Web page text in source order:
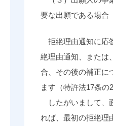
要な出願である場合
拒絶理由通知に応
絶理由通知、または
合、その後の補正に
ます（特許法17条の2
したがいまして、
れば、最初の拒絶理